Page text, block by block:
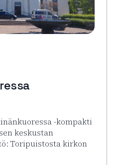
-kompakti
keskustan
Toripuistosta kirkon